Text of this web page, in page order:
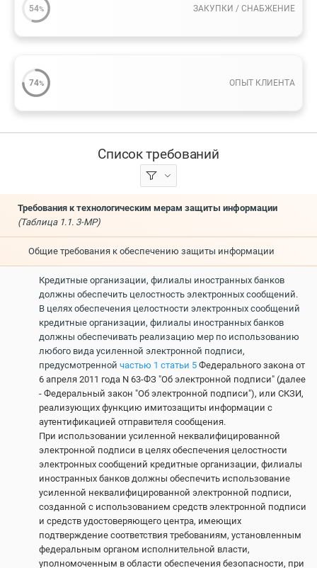
54% ЗАКУПКИ / СНАБЖЕНИЕ
74% ОПЫТ КЛИЕНТА
Список требований
Требования к технологическим мерам защиты информации
(Таблица 1.1. 3-МР)
Общие требования к обеспечению защиты информации
Кредитные организации, филиалы иностранных банков
должны обеспечить целостность электронных сообщений.
В целях обеспечения целостности электронных сообщений
кредитные организации, филиалы иностранных банков
должны обеспечивать реализацию мер по использованию
любого вида усиленной электронной подписи,
предусмотренной частью 1 статьи 5 Федерального закона от
6 апреля 2011 года N 63-ФЗ "Об электронной подписи" (далее
- Федеральный закон "Об электронной подписи"), или СКЗИ,
реализующих функцию имитозащиты информации с
аутентификацией отправителя сообщения.
При использовании усиленной неквалифицированной
электронной подписи в целях обеспечения целостности
электронных сообщений кредитные организации, филиалы
иностранных банков должны обеспечить использование
усиленной неквалифицированной электронной подписи,
созданной с использованием средств электронной подписи
и средств удостоверяющего центра, имеющих
подтверждение соответствия требованиям, установленным
федеральным органом исполнительной власти,
уполномоченным в области обеспечения безопасности, при